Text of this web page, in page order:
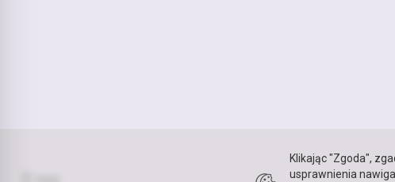
Klikając "Zgoda",
usprawnienia